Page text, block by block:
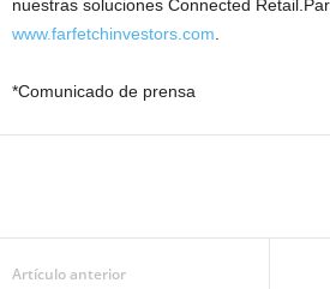
nuestras soluciones Connected
www.farfetchinvestors.com
*Comunicado de prensa
Artículo anterior